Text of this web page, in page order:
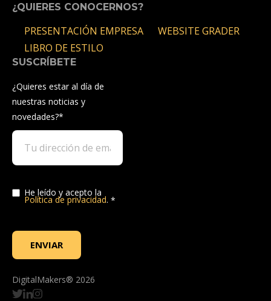
¿QUIERES CONOCERNOS?
PRESENTACIÓN EMPRESA
WEBSITE GRADER
LIBRO DE ESTILO
SUSCRÍBETE
¿Quieres estar al día de
nuestras noticias y
novedades?*
He leído y acepto la
Política de privacidad. *
DigitalMakers® 2026